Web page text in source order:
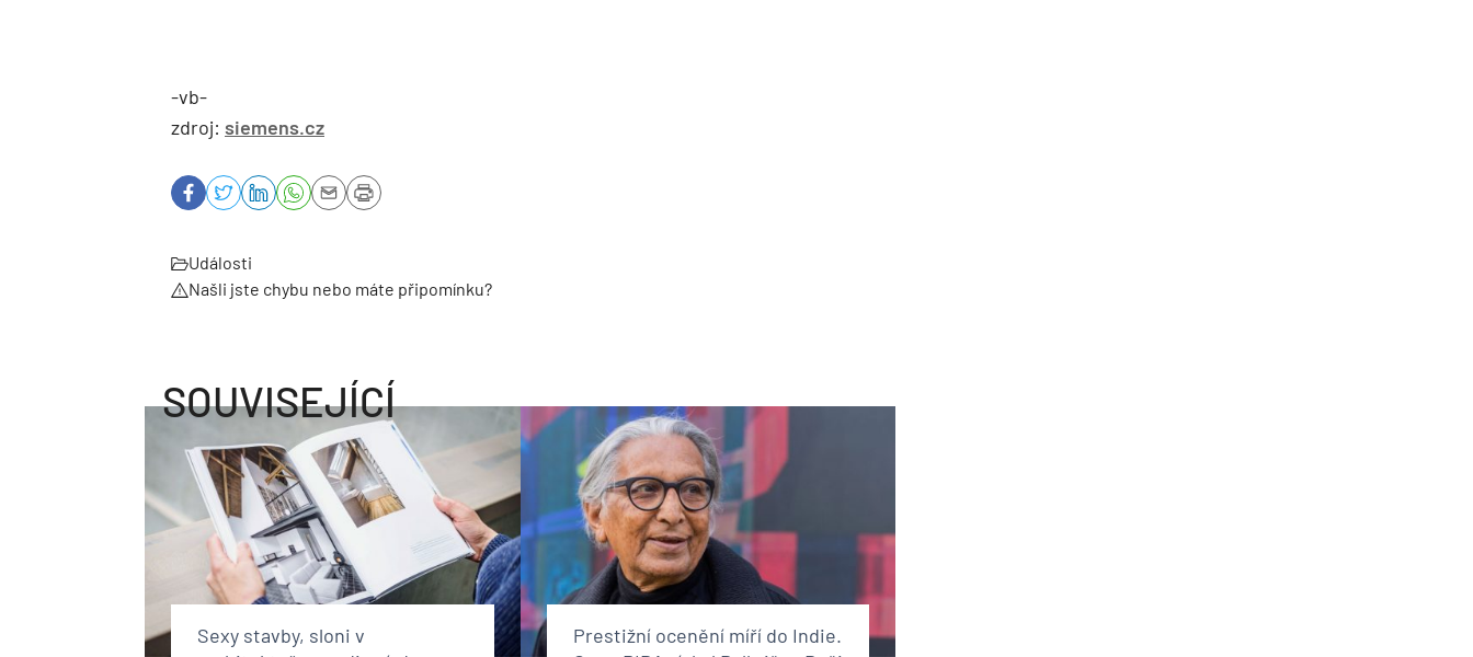
-vb-
zdroj: siemens.cz
Události
Našli jste chybu nebo máte připomínku?
SOUVISEJÍCÍ
Sexy stavby, sloni v
Prestižní ocenění míří do Indie.